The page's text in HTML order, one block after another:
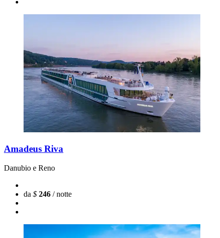
Amadeus Riva
Danubio e Reno
da $ 246 / notte